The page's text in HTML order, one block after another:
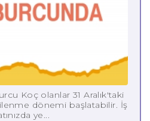
Koç olanlar 31 Aralık'taki
dönemi başlatabilir. İş
ye...